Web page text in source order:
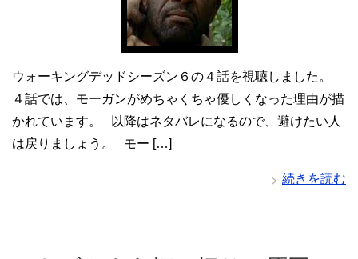
ウォーキングデッドシーズン６の４話を視聴しました。
４話では、モーガンがめちゃくちゃ優しくなった理由が描
かれています。 以降はネタバレになるので、避けたい人
は戻りましょう。 モー […]
続きを読む